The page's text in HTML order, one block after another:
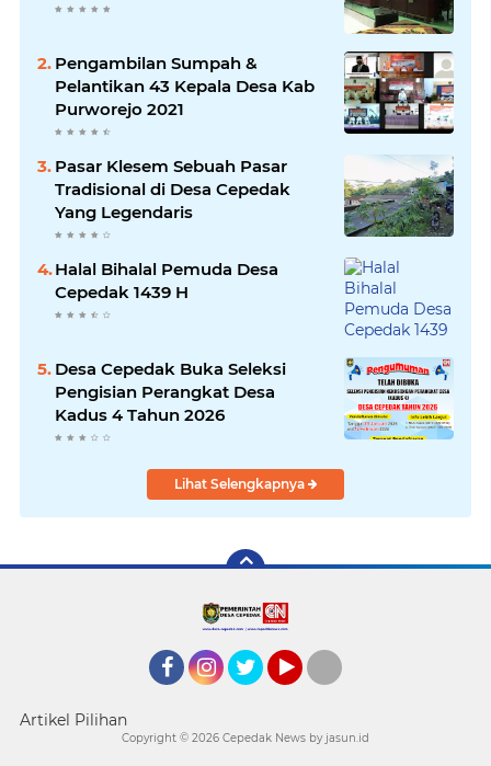
Pengambilan Sumpah &
Pelantikan 43 Kepala Desa Kab
Purworejo 2021
Pasar Klesem Sebuah Pasar
Tradisional di Desa Cepedak
Yang Legendaris
Halal Bihalal Pemuda Desa
Cepedak 1439 H
Desa Cepedak Buka Seleksi
Pengisian Perangkat Desa
Kadus 4 Tahun 2026
Lihat Selengkapnya
Artikel Pilihan
Copyright © 2026 Cepedak News by jasun.id